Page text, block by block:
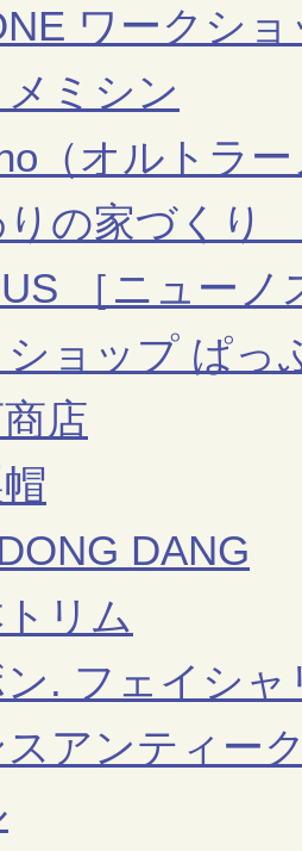
ワークシ
ミシン
（オルトラ
りの家づく
［ニューノ
ョップ ぱっ
店
DANG
リム
ン. フェイシ
アンティー